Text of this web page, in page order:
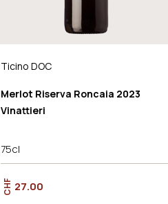
Ticino DOC
Merlot Riserva Roncaia 2023
Vinattieri
75cl
CHF 27.00